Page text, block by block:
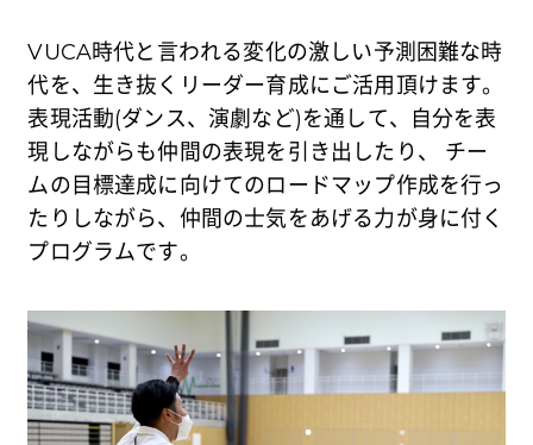
VUCA時代と言われる変化の激しい予測困難な時
代を、生き抜くリーダー育成にご活用頂けます。
表現活動(ダンス、演劇など)を通して、自分を表
現しながらも仲間の表現を引き出したり、 チー
ムの目標達成に向けてのロードマップ作成を行っ
たりしながら、仲間の士気をあげる力が身に付く
プログラムです。